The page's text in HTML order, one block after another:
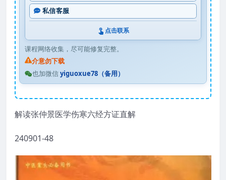
私信客服
点击联系
课程网络收集，尽可能修复完整。
介意勿下载
也加微信yiguoxue78（备用）
解读张仲景医学伤寒六经方证直解
240901-48